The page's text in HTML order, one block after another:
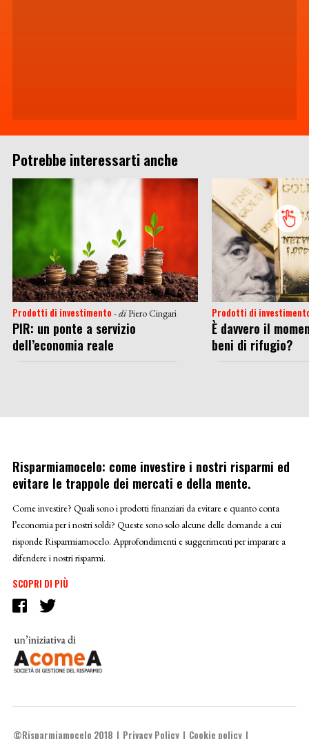
Potrebbe interessarti anche
Prodotti di investimento - diPiero Cingari
PIR: un ponte a servizio
dell’economia reale
Prodotti di
È davvero il
beni di rifugio?
Risparmiamocelo: come investire i nostri risparmi ed
evitare le trappole dei mercati e della mente.
Come investire? Quali sono i prodotti finanziari da evitare e quanto conta
l’economia per i nostri soldi? Queste sono solo alcune delle domande a cui
risponde Risparmiamocelo. Approfondimenti e suggerimenti per imparare a
difendere i nostri risparmi.
SCOPRI DI PIÙ
©Risparmiamocelo 2018 Privacy Policy Cookie policy